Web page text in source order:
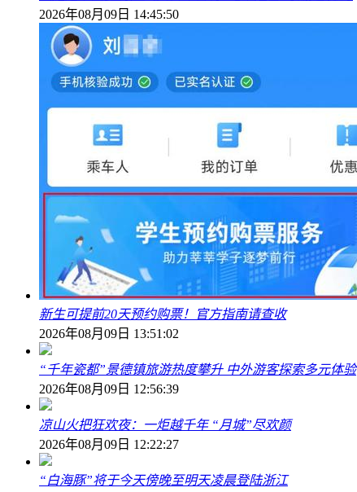
2026年08月09日 14:45:50
新生可提前20天预约购票！官方指南请查收
2026年08月09日 13:51:02
“千年瓷都”景德镇旅游热度攀升 中外游客探索多元体验
2026年08月09日 12:56:39
凉山火把狂欢夜：一炬越千年 “月城”尽欢颜
2026年08月09日 12:22:27
“白海豚”将于今天傍晚至明天凌晨登陆浙江